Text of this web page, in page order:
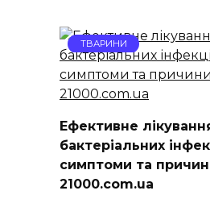
ТВАРИНИ
Ефективне
бактеріальних
симптоми та
21000.com.ua